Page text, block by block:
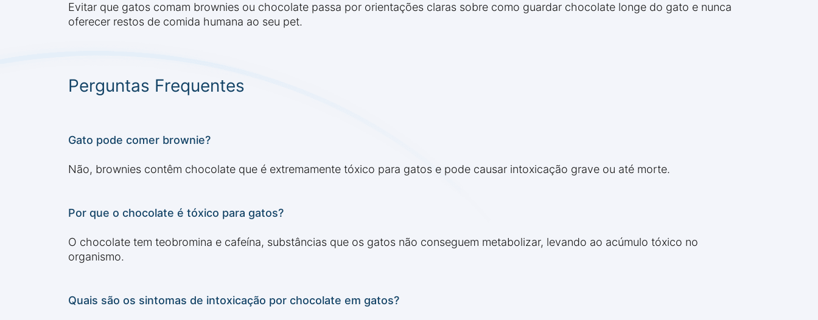
Evitar que gatos comam brownies ou chocolate passa por orientações claras sobre como guardar chocolate longe do gato e nunca
oferecer restos de comida humana ao seu pet.
Perguntas Frequentes
Gato pode comer brownie?
Não, brownies contêm chocolate que é extremamente tóxico para gatos e pode causar intoxicação grave ou até morte.
Por que o chocolate é tóxico para gatos?
O chocolate tem teobromina e cafeína, substâncias que os gatos não conseguem metabolizar, levando ao acúmulo tóxico no
organismo.
Quais são os sintomas de intoxicação por chocolate em gatos?